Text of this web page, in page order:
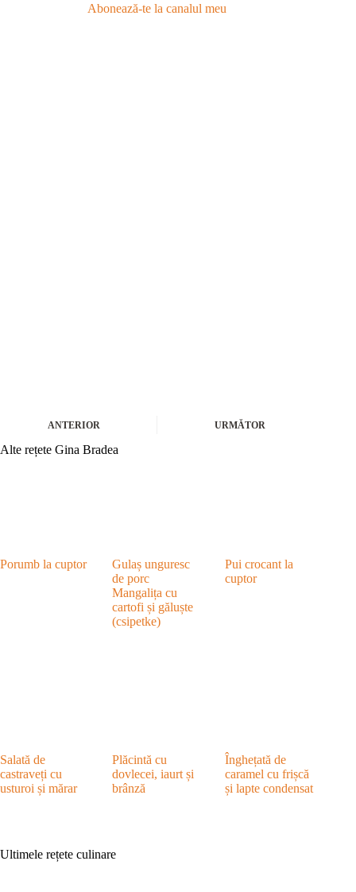
Abonează-te la canalul meu
ANTERIOR URMĂTOR
Alte rețete Gina Bradea
Porumb la cuptor
Gulaș unguresc
de porc
Mangalița cu
cartofi și găluște
(csipetke)
Pui crocant la
cuptor
Salată de
castraveți cu
usturoi și mărar
Plăcintă cu
dovlecei, iaurt și
brânză
Înghețată de
caramel cu frișcă
și lapte condensat
Ultimele rețete culinare